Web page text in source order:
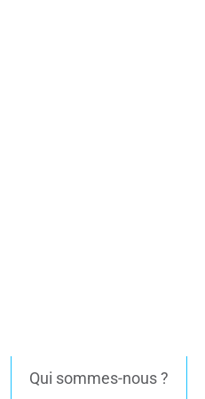
Qui sommes-nous ?